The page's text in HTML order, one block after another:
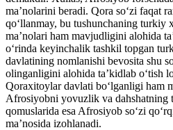
ma’nolarini beradi. Qora so‘zi faqat
qo‘llanmay, bu tushunchaning turkiy
ma’nolari ham mavjudligini alohida
o‘rinda keyinchalik tashkil topgan
davlatining nomlanishi bevosita shu
olinganligini alohida ta’kidlab o‘tish
Qoraxitoylar davlati bo‘lganligi ham
Afrosiyobni yovuzlik va dahshatning
qomuslarida esa Afrosiyob so‘zi
ma’nosida izohlanadi.